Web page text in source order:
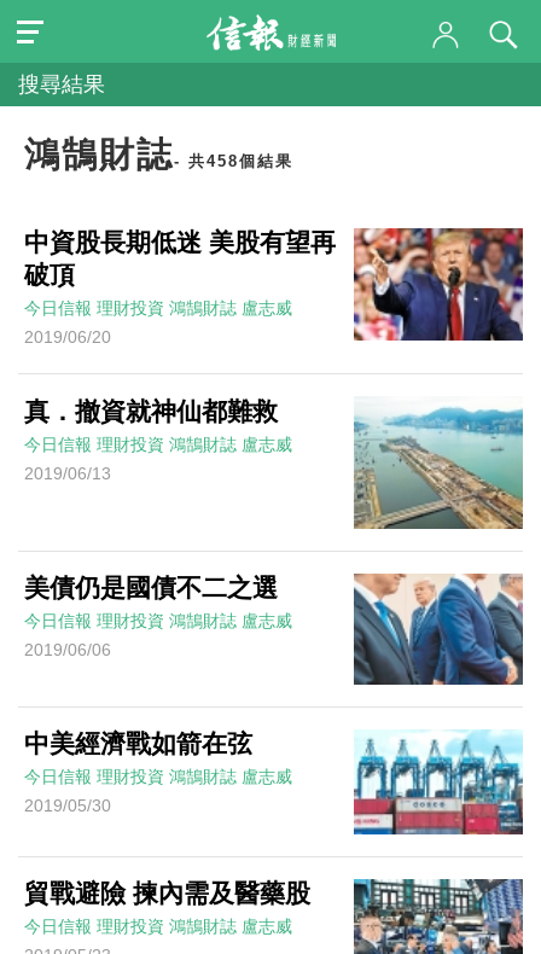
搜尋結果
鴻鵠財誌- 共458個結果
中資股長期低迷 美股有望再
破頂
今日信報 理財投資 鴻鵠財誌 盧志威
2019/06/20
真．撤資就神仙都難救
今日信報 理財投資 鴻鵠財誌 盧志威
2019/06/13
美債仍是國債不二之選
今日信報 理財投資 鴻鵠財誌 盧志威
2019/06/06
中美經濟戰如箭在弦
今日信報 理財投資 鴻鵠財誌 盧志威
2019/05/30
貿戰避險 揀內需及醫藥股
今日信報 理財投資 鴻鵠財誌 盧志威